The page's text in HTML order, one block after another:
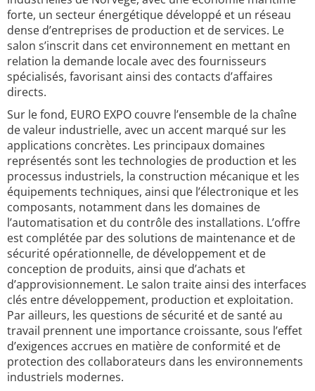
forte, un secteur énergétique développé et un réseau
dense d’entreprises de production et de services. Le
salon s’inscrit dans cet environnement en mettant en
relation la demande locale avec des fournisseurs
spécialisés, favorisant ainsi des contacts d’affaires
directs.
Sur le fond, EURO EXPO couvre l’ensemble de la chaîne
de valeur industrielle, avec un accent marqué sur les
applications concrètes. Les principaux domaines
représentés sont les technologies de production et les
processus industriels, la construction mécanique et les
équipements techniques, ainsi que l’électronique et les
composants, notamment dans les domaines de
l’automatisation et du contrôle des installations. L’offre
est complétée par des solutions de maintenance et de
sécurité opérationnelle, de développement et de
conception de produits, ainsi que d’achats et
d’approvisionnement. Le salon traite ainsi des interfaces
clés entre développement, production et exploitation.
Par ailleurs, les questions de sécurité et de santé au
travail prennent une importance croissante, sous l’effet
d’exigences accrues en matière de conformité et de
protection des collaborateurs dans les environnements
industriels modernes.